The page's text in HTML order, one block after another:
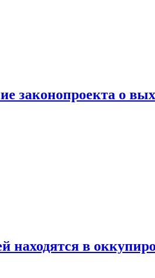
законопроекта о
находятся в